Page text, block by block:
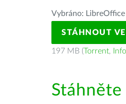
Vybráno:
STÁHNOUT
197 MB (Torrent,